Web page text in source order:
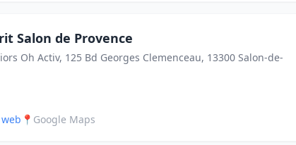
Salon de Provence
Oh Activ, 125 Bd Georges Clemenceau, 13300 Salon-de-
📍 Google Maps